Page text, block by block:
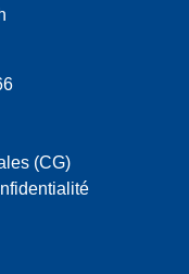
(CG)